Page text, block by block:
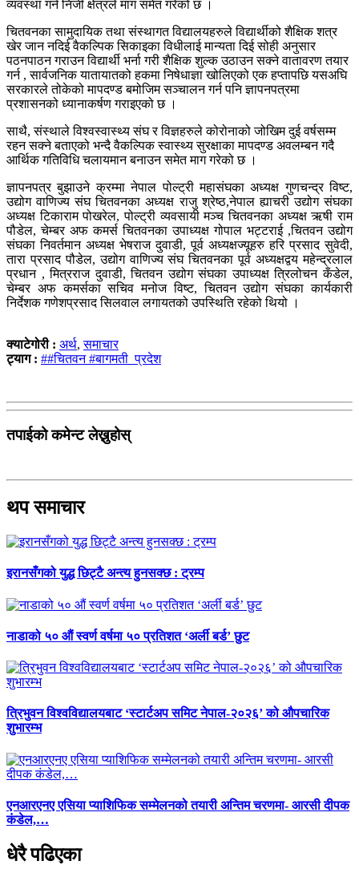
व्यवस्था गर्न निजी क्षेत्रले माग समेत गरेको छ ।
चितवनका सामुदायिक तथा संस्थागत विद्यालयहरुले विद्यार्थीको शैक्षिक शत्र
खेर जान नदिई वैकल्पिक सिकाइका विधीलाई मान्यता दिई सोही अनुसार
पठनपाठन गराउन विद्यार्थी भर्ना गरी शैक्षिक शुल्क उठाउन सक्ने वातावरण तयार
गर्न , सार्वजनिक यातायातको हकमा निषेधाज्ञा खोलिएको एक हप्तापछि यसअघि
सरकारले तोकेको मापदण्ड बमोजिम सञ्चालन गर्न पनि ज्ञापनपत्रमा
प्रशासनको ध्यानाकर्षण गराइएको छ ।
साथै, संस्थाले विश्वस्वास्थ्य संघ र विज्ञहरुले कोरोनाको जोखिम दुई वर्षसम्म
रहन सक्ने बताएको भन्दै वैकल्पिक स्वास्थ्य सुरक्षाका मापदण्ड अवलम्बन गदै
आर्थिक गतिविधि चलायमान बनाउन समेत माग गरेको छ ।
ज्ञापनपत्र बुझाउने क्रम्मा नेपाल पोल्ट्री महासंघका अध्यक्ष गुणचन्द्र विष्ट,
उद्योग वाणिज्य संघ चितवनका अध्यक्ष राजु श्रेष्ठ,नेपाल ह्याचरी उद्योग संघका
अध्यक्ष टिकाराम पोखरेल, पोल्ट्री व्यवसायी मञ्च चितवनका अध्यक्ष ऋषी राम
पौडेल, चेम्बर अफ कमर्स चितवनका उपाध्यक्ष गोपाल भट्टराई ,चितवन उद्योग
संघका निवर्तमान अध्यक्ष भेषराज दुवाडी, पूर्व अध्यक्षज्यूहरु हरि प्रसाद सुवेदी,
तारा प्रसाद पौडेल, उद्योग वाणिज्य संघ चितवनका पूर्व अध्यक्षद्वय महेन्द्रलाल
प्रधान , मित्रराज दुवाडी, चितवन उद्योग संघका उपाध्यक्ष त्रिलोचन कँडेल,
चेम्बर अफ कमर्सका सचिव मनोज विष्ट, चितवन उद्योग संघका कार्यकारी
निर्देशक गणेशप्रसाद सिलवाल लगायतको उपस्थिति रहेको थियो ।
क्याटेगोरी : अर्थ,समाचार
ट्याग : ##चितवन #बागमती_प्रदेश
तपाईको कमेन्ट लेख्नुहोस्
थप समाचार
इरानसँगको युद्ध छिट्टै अन्त्य हुनसक्छ : ट्रम्प
नाडाको ५० औं स्वर्ण वर्षमा ५० प्रतिशत ‘अर्ली बर्ड’ छुट
त्रिभुवन विश्वविद्यालयबाट ‘स्टार्टअप समिट नेपाल-२०२६’ को औपचारिक
शुभारम्भ
एनआरएनए एसिया प्याशिफिक सम्मेलनको तयारी अन्तिम चरणमा- आरसी दीपक
कंडेल,…
धेरै पढिएका